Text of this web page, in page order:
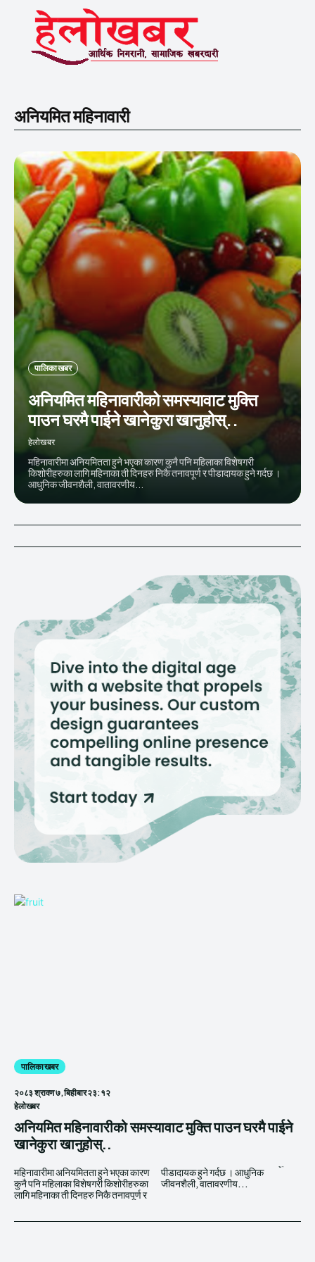
अनियमित महिनावारी
पालिका खबर
अनियमित महिनावारीको समस्यावाट मुक्ति
पाउन घरमै पाईने खानेकुरा खानुहोस्..
हेलाेखबर
महिनावारीमा अनियमितता हुने भएका कारण कुनै पनि महिलाका विशेषगरी
किशोरीहरुका लागि महिनाका ती दिनहरु निकै तनावपूर्ण र पीडादायक हुने गर्दछ ।
आधुनिक जीवनशैली, वातावरणीय...
पालिका खबर
२०८३ श्रावण ७, बिहीबार २३:१२
हेलाेखबर
अनियमित महिनावारीको समस्यावाट मुक्ति पाउन घरमै पाईने
खानेकुरा खानुहोस्..
महिनावारीमा अनियमितता हुने भएका कारण
कुनै पनि महिलाका विशेषगरी किशोरीहरुका
लागि महिनाका ती दिनहरु निकै तनावपूर्ण र
पीडादायक हुने गर्दछ । आधुनिक
जीवनशैली, वातावरणीय...